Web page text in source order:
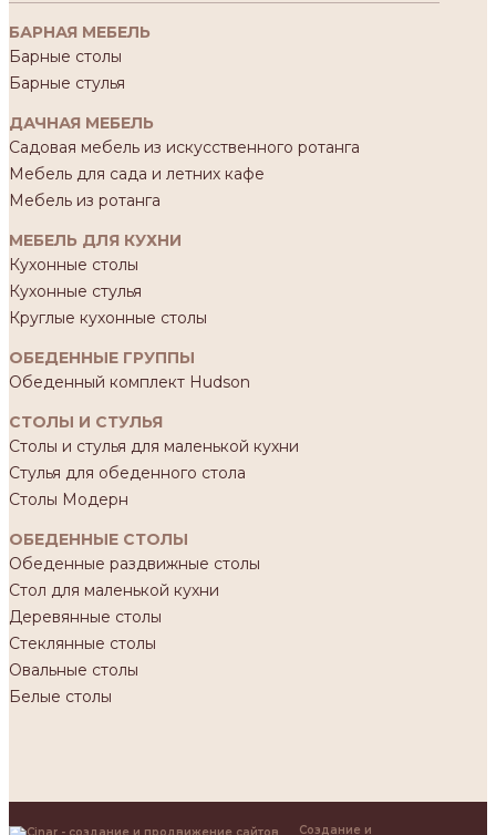
БАРНАЯ МЕБЕЛЬ
Барные столы
Барные стулья
ДАЧНАЯ МЕБЕЛЬ
Садовая мебель из искусственного ротанга
Мебель для сада и летних кафе
Мебель из ротанга
МЕБЕЛЬ ДЛЯ КУХНИ
Кухонные столы
Кухонные стулья
Круглые кухонные столы
ОБЕДЕННЫЕ ГРУППЫ
Обеденный комплект Hudson
СТОЛЫ И СТУЛЬЯ
Столы и стулья для маленькой кухни
Стулья для обеденного стола
Столы Модерн
ОБЕДЕННЫЕ СТОЛЫ
Обеденные раздвижные столы
Стол для маленькой кухни
Деревянные столы
Стеклянные столы
Овальные столы
Белые столы
Создание и